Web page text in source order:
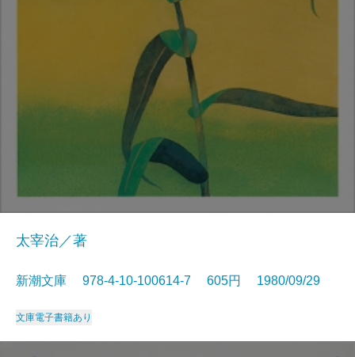
太宰治／著
新潮文庫 978-4-10-100614-7 605円 1980/09/29
文庫電子書籍あり